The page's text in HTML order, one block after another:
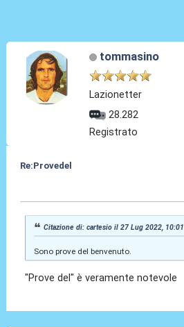
tommasino
Lazionetter
28.282
Registrato
Re:Provedel
Citazione di: cartesio il 27 Lug 2022, 10:01
Sono prove del benvenuto.
"Prove del" è veramente notevole